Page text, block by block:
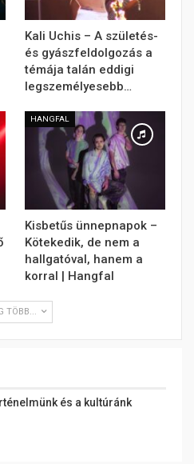
Kali Uchis – A születés-
és gyászfeldolgozás a
témája talán eddigi
legszemélyesebb…
HANGFAL
Kisbetűs ünnepnapok –
Kötekedik, de nem a
hallgatóval, hanem a
korral | Hangfal
TÖBB...
és a kultúránk